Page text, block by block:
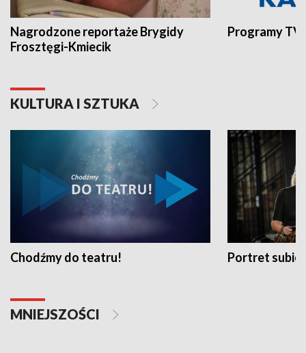
Nagrodzone reportaże Brygidy
Frosztęgi-Kmiecik
Programy
KULTURA I SZTUKA
Chodźmy do teatru! Portret
MNIEJSZOŚCI